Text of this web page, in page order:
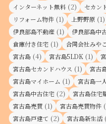
インターネット無料 (2) セカン
リフォーム物件 (1) 上野野原 (1)
伊良部島不動産 (1) 伊良部島中
倉庫付き住宅 (1) 合同会社みや
宮古島 (4) 宮古島5LDK (1)
宮古島セカンドハウス (1) 宮古
宮古島マイホーム (1) 宮古島一
宮古島中古住宅 (2) 宮古島住宅
宮古島売買 (1) 宮古島売買物件
宮古島戸建て (2) 宮古島新生活